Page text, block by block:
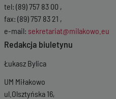
tel: (89) 757 83 00 ,
fax: (89) 757 83 21 ,
e-mail: sekretariat@milakowo.eu
Redakcja biuletynu
Łukasz Bylica
UM Miłakowo
ul.Olsztyńska 16,